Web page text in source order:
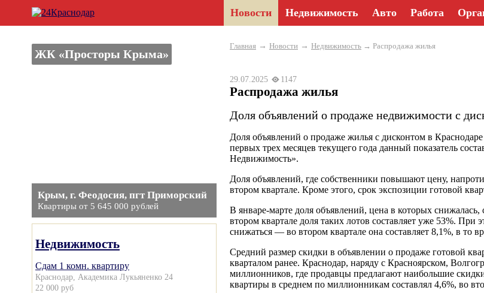
Новости Недвижимость Авто Работа
ЖК «Просторы Крыма»
Крым, г. Феодосия, пгт Приморский
Квартиры от 5 645 000 рублей
Недвижимость
Сдам 1 комн. квартиру
Краснодар, Академика Лукьяненко 24
22 000 руб
Главная → Новости → Недвижимость → Распродажа жилья
29.07.2025 1147
Распродажа жилья
Доля объявлений о продаже недвижимости с
Доля объявлений о продаже жилья с дисконтом в
первых трех месяцев текущего года данный показатель
Недвижимость».
Доля объявлений, где собственники повышают цену,
втором квартале. Кроме этого, срок экспозиции готовой
В январе-марте доля объявлений, цена в которых
втором квартале доля таких лотов составляет уже 53%.
снижаться — во втором квартале она составляет 8,1%, в то
Средний размер скидки в объявлении о продаже готовой
кварталом ранее. Краснодар, наряду с Красноярском,
миллионников, где продавцы предлагают наибольшие
квартиры в среднем по миллионникам составлял 4,6%, во